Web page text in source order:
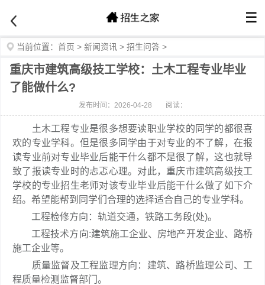
☰
当前位置： 首页 > 新闻资讯 > 招生问答 >
重庆市建筑高级技工学校：土木工程专业毕业
了能做什么?
发布时间：2026-04-28 阅读：
土木工程专业是很多想要读职业学校的同学的都很喜
欢的专业学科。但是很多同学由于对专业的不了解，在报
读专业前对专业毕业后能干什么都不是很了解，这也就导
致了报读专业时的忐忑心理。对此，重庆市建筑高级技工
学校的专业招生老师对该专业毕业后能干什么做了如下介
绍。希望能帮到同学们合理的选择适合自己的专业学科。
工程检修方向：轨道交通，铁路工务段(处)。
工程技术方向:建筑施工企业、房地产开发企业、路桥
施工企业等。
质量监督及工程监理方向：建筑、路桥监理公司、工
程质量检测监督部门。